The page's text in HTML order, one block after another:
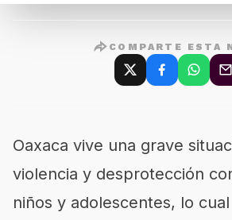
COMPARTE ESTA
Oaxaca vive una grave
violencia y desprotección
niños y adolescentes, lo